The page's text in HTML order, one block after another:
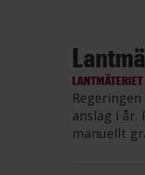
LANTMÄTERIET
anslag i år.
manuellt